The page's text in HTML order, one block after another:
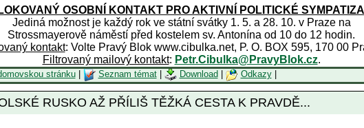
OSOBNÍ KONTAKT PRO AKTIVNÍ POLITICKÉ
Jediná možnost je každý rok ve státní svátky 1. 5. a 28. 10. v Praze na
Strossmayerově náměstí před kostelem sv. Antonína od 10 do 12 hodin.
kontakt: Volte Pravý Blok www.cibulka.net, P. O. BOX 595, 170 00
Filtrovaný mailový kontakt: Petr.Cibulka@PravyBlok.cz.
stránku| Seznam témat| Download Odkazy|
RUSKO AŽ PŘÍLIŠ TĚŽKÁ CESTA K PRAVDĚ...